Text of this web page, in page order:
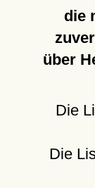
die
über
Die
Die